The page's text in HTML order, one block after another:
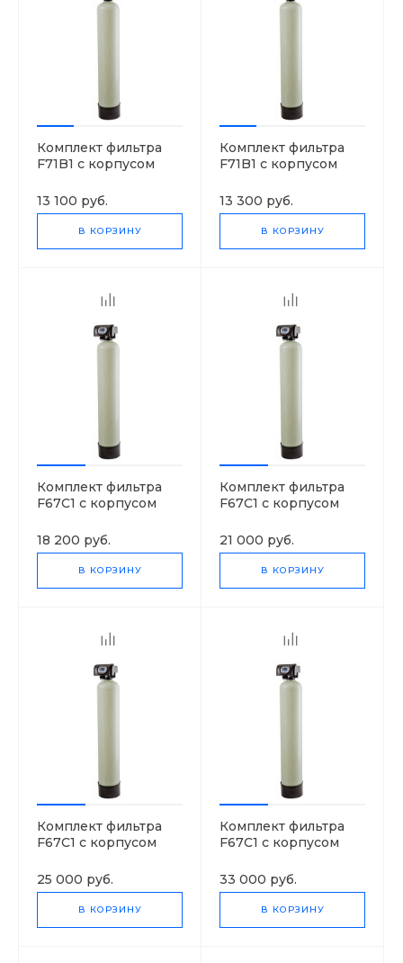
Комплект фильтра
F71B1 с корпусом
13 100 руб.
В КОРЗИНУ
Комплект фильтра
F71B1 с корпусом
13 300 руб.
В КОРЗИНУ
Комплект фильтра
F67C1 с корпусом
18 200 руб.
В КОРЗИНУ
Комплект фильтра
F67C1 с корпусом
21 000 руб.
В КОРЗИНУ
Комплект фильтра
F67C1 с корпусом
25 000 руб.
В КОРЗИНУ
Комплект фильтра
F67C1 с корпусом
33 000 руб.
В КОРЗИНУ